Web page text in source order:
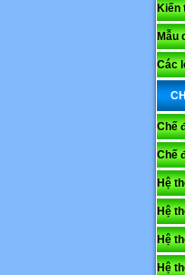
Kiến
Mẫu
Các
Chế
Chế
Hệ
Hệ
Hệ
Hệ